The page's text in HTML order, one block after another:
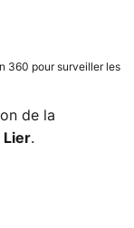
360 pour surveiller les
de la
Lier.